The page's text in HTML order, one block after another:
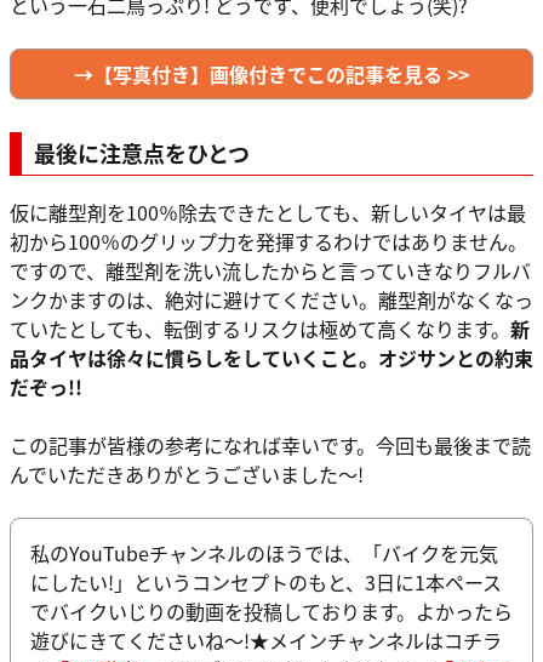
→【写真付き】画像付きでこの記事を見る >>
最後に注意点をひとつ
仮に離型剤を100％除去できたとしても、新しいタイヤは最
初から100％のグリップ力を発揮するわけではありません。
ですので、離型剤を洗い流したからと言っていきなりフルバ
ンクかますのは、絶対に避けてください。離型剤がなくなっ
ていたとしても、転倒するリスクは極めて高くなります。 新
品タイヤは徐々に慣らしをしていくこと。オジサンとの約束
だぞっ!!
この記事が皆様の参考になれば幸いです。今回も最後まで読
んでいただきありがとうございました～!
私のYouTubeチャンネルのほうでは、「バイクを元気
にしたい!」というコンセプトのもと、3日に1本ペース
でバイクいじりの動画を投稿しております。よかったら
遊びにきてくださいね～!★メインチャンネルはコチラ